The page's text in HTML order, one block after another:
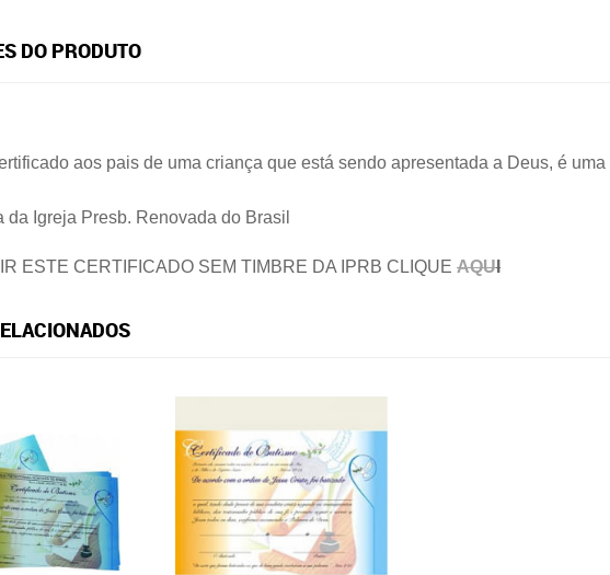
DO PRODUTO
aos pais de uma criança que está sendo apresentada a Deus, é
da Igreja Presb. Renovada do Brasil
ESTE CERTIFICADO SEM TIMBRE DA IPRB CLIQUE AQUI